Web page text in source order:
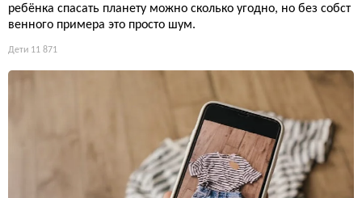
ребёнка спасать планету можно сколько угодно, но без собст
венного примера это просто шум.
Дети 11 871